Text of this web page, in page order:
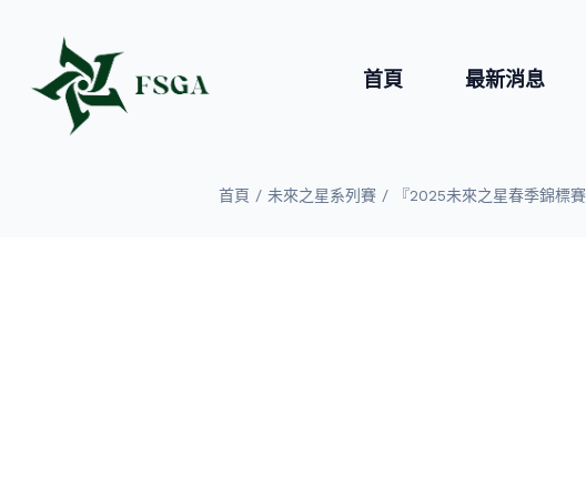
首頁 最新消息
首頁 / 未來之星系列賽 / 『2025未來之星春季錦標